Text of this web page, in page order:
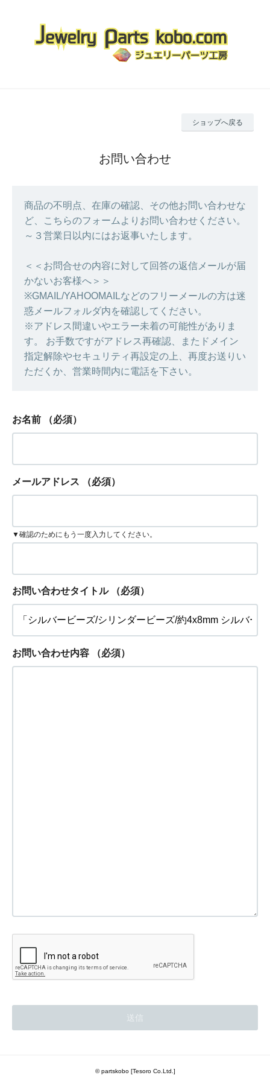
ショップへ戻る
お問い合わせ
商品の不明点、在庫の確認、その他お問い合わせな
ど、こちらのフォームよりお問い合わせください。
～３営業日以内にはお返事いたします。
＜＜お問合せの内容に対して回答の返信メールが届
かないお客様へ＞＞
※GMAIL/YAHOOMAILなどのフリーメールの方は迷
惑メールフォルダ内を確認してください。
※アドレス間違いやエラー未着の可能性がありま
す。 お手数ですがアドレス再確認、またドメイン
指定解除やセキュリティ再設定の上、再度お送りい
ただくか、営業時間内に電話を下さい。
お名前 （必須）
メールアドレス （必須）
▼確認のためにもう一度入力してください。
お問い合わせタイトル （必須）
お問い合わせ内容 （必須）
© partskobo [Tesoro Co.Ltd.]